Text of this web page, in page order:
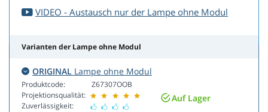
VIDEO - Austausch nur der Lampe ohne Modul
Varianten der Lampe ohne Modul
ORIGINAL Lampe ohne Modul
Produktcode:
Projektionsqualität:
Zuverlässigkeit:
Z67307OOB
Auf Lager